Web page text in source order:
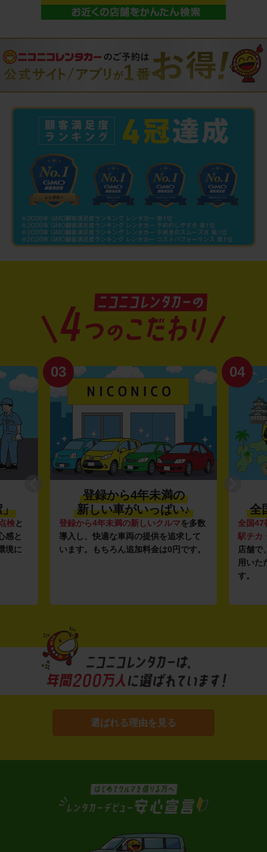
」
検と
感と
境に
03
登録から4年未満の
新しい車がいっぱい♪
登録から4年未満の新しいクルマを多数
導入し、快適な車両の提供を追求して
います。もちろん追加料金は0円です。
04
全
全国47
駅チカ
店舗で
用いた
す。
選ばれる理由を見る